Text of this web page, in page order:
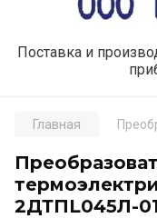
Поставка и
Главная
2ДТПL045Л-